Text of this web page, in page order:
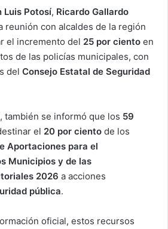
Luis Potosí, Ricardo Gallardo
reunión con alcaldes de la región
el incremento del 25 por ciento en
de las policías municipales, con
del Consejo Estatal de Seguridad
también se informó que los 59
el 20 por ciento de los
Aportaciones para el
Municipios y de las
2026 a acciones
pública.
oficial, estos recursos